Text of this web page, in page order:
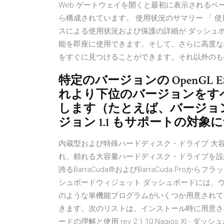
Web ゲートウェイを開くと最初に表示されるペ
ら構成されています。 使用状況のサマリー 「
スによる使用状況および保護の詳細が ダッシュ
能を即座に使用できます。そして、さらに高度
をすぐに見つけることができます。それ以外の
特定のバージョンの OpenGL
れより下位のバージョンを
します（たとえば、バージ
ジョン 1.1 もサポートの対象
内蔵型および特殊ハードディスク・ドライブ
れ、頼れる大容量ハードディスク・ドライブを
誇るBarraCuda®およびBarraCuda Proからフラ
シュボードウィジェット ダッシュボードには、
のような単機能プログラムがいくつか用意され
きます。次のリストは、インストール時に用意
ードの理解と使用 rev 2.1 10 Nagios XI - ダッシ